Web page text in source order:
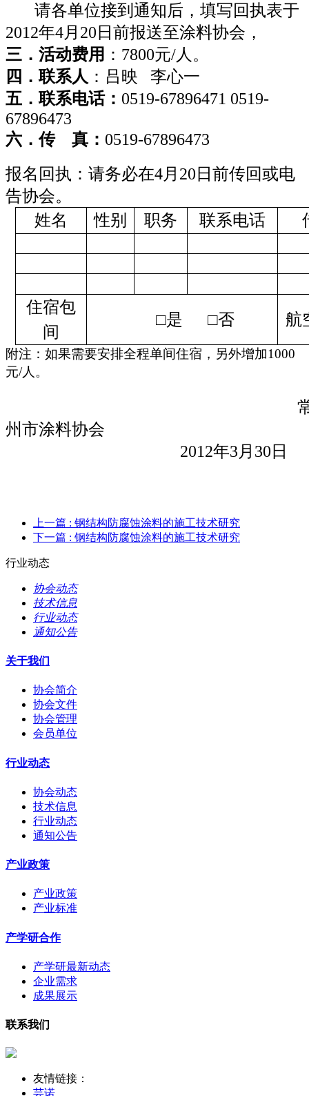
请各单位接到通知后，填写回执表于
2012年4月20日前报送至涂料协会，
三．活动费用 ：7800元/人。
四．联系人 ：吕映
李心一
五．联系电话： 0519-67896471 0519-
67896473
六．传
真： 0519-67896473
报名回执：请务必在4月20日前传回或电
告协会。
姓名 性别 职务 联系电话
住宿包
间
□是 □否 航
附注：如果需要安排全程单间住宿，另外增加1000
元/人 。
州市涂料协会
2012年3 月 30 日
上一篇 : 钢结构防腐蚀涂料的施工技术研究
下一篇 : 钢结构防腐蚀涂料的施工技术研究
行业动态
协会动态
技术信息
行业动态
通知公告
关于我们
协会简介
协会文件
协会管理
会员单位
行业动态
协会动态
技术信息
行业动态
通知公告
产业政策
产业政策
产业标准
产学研合作
产学研最新动态
企业需求
成果展示
联系我们
友情链接：
芸诺